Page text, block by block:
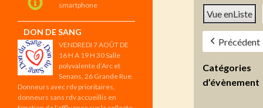
Vue enListe
Précédent
Catégories
d’évènement
smartphone
DON DE SANG
VENDREDI 7 AOÛT DE
16 H A 19 H 30 Salle
polyvalente d’Arc et
Senans, 26 Grande Rue.
Donneurs avec rdv prioritaires,
donneurs sans rdv accueillis en